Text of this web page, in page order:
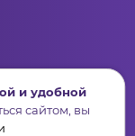
и удобной
сайтом, вы